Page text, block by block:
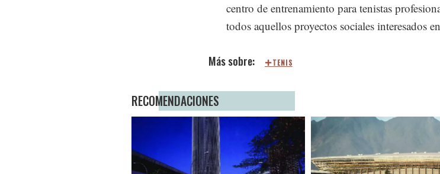
centro de entrenamiento para tenistas
todos aquellos proyectos sociales interesados
TENIS
RECOMENDACIONES